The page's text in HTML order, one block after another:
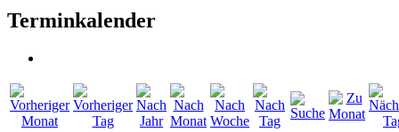
Terminkalender